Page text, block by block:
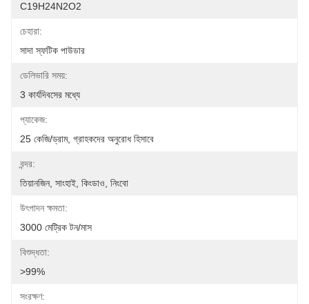
C19H24N2O2
চেহারা:
সাদা স্ফটিক পাউডার
ডেলিভারি সময়:
3 কার্যদিবসের মধ্যে
প্যাকেজ:
25 কেজি/ড্রাম, গ্রাহকদের অনুরোধ হিসাবে
বন্দর:
তিয়ানজিন, সাংহাই, কিংডাও, নিংবো
উৎপাদন ক্ষমতা:
3000 মেট্রিক টন/মাস
বিশুদ্ধতা:
>99%
সংরক্ষণ: